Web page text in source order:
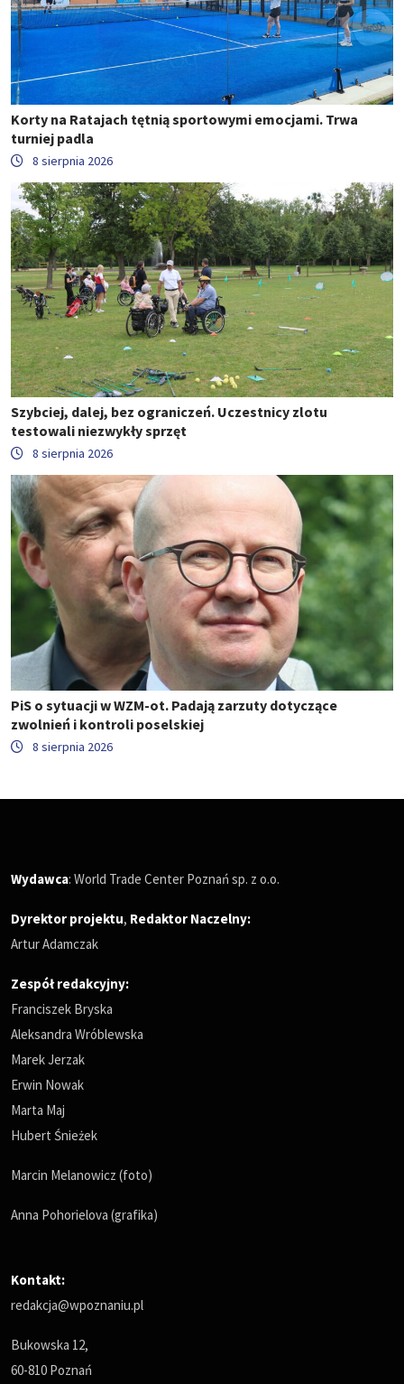
Korty na Ratajach tętnią sportowymi emocjami. Trwa
turniej padla
8 sierpnia 2026
Szybciej, dalej, bez ograniczeń. Uczestnicy zlotu
testowali niezwykły sprzęt
8 sierpnia 2026
PiS o sytuacji w WZM-ot. Padają zarzuty dotyczące
zwolnień i kontroli poselskiej
8 sierpnia 2026
Wydawca: World Trade Center Poznań sp. z o.o.
Dyrektor projektu, Redaktor Naczelny:
Artur Adamczak
Zespół redakcyjny:
Franciszek Bryska
Aleksandra Wróblewska
Marek Jerzak
Erwin Nowak
Marta Maj
Hubert Śnieżek
Marcin Melanowicz (foto)
Anna Pohorielova (grafika)
Kontakt:
redakcja@wpoznaniu.pl
Bukowska 12,
60-810 Poznań